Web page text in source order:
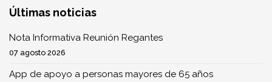
Últimas noticias
Nota Informativa Reunión Regantes
07 agosto 2026
App de apoyo a personas mayores de 65 años